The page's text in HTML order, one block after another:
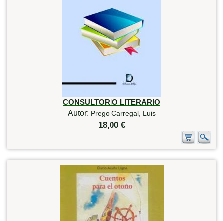
CONSULTORIO LITERARIO
Autor: Prego Carregal, Luis
18,00 €